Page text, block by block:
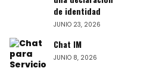
de identidad
JUNIO 23, 2026
Chat IM
JUNIO 8, 2026